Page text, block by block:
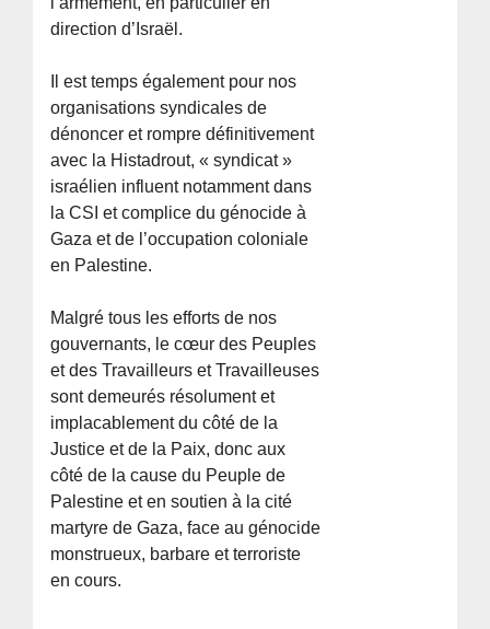
direction d’Israël.
Il est temps également pour nos
organisations syndicales de
dénoncer et rompre définitivement
avec la Histadrout, « syndicat »
israélien influent notamment dans
la CSI et complice du génocide à
Gaza et de l’occupation coloniale
en Palestine.
Malgré tous les efforts de nos
gouvernants, le cœur des Peuples
et des Travailleurs et Travailleuses
sont demeurés résolument et
implacablement du côté de la
Justice et de la Paix, donc aux
côté de la cause du Peuple de
Palestine et en soutien à la cité
martyre de Gaza, face au génocide
monstrueux, barbare et terroriste
en cours.